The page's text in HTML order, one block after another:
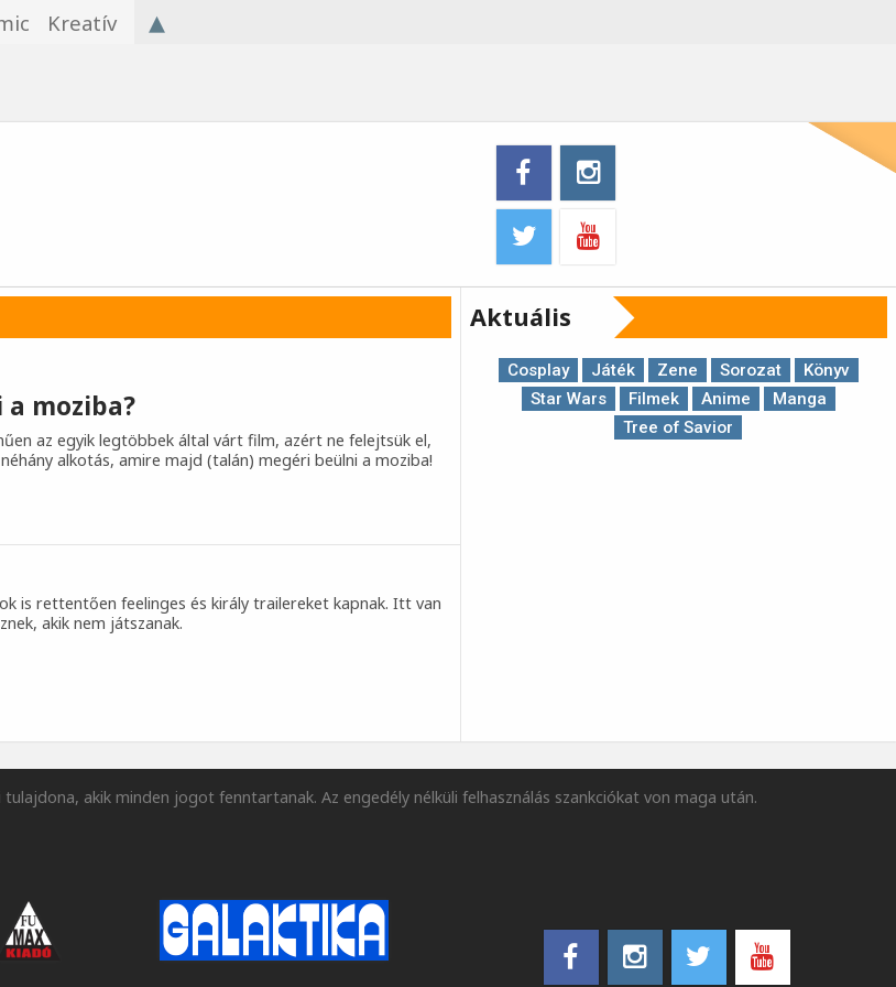
Kreatív ▴
a moziba?
az egyik legtöbbek által várt film, azért ne felejtsük el,
alkotás, amire majd (talán) megéri beülni a moziba!
is rettentően feelinges és király trailereket kapnak. Itt van
akik nem játszanak.
Aktuális
Cosplay Játék Zene Sorozat
Könyv
Star Wars
Filmek Anime
Manga
Tree of Savior
akik minden jogot fenntartanak. Az engedély nélküli felhasználás szankciókat von maga után.